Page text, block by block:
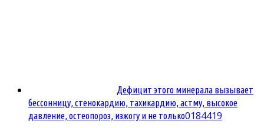
Дефицит этого минерала вызывает
бессонницу, стенокардию, тахикардию, астму, высокое
давление, остеопороз, изжогу и не только0184419